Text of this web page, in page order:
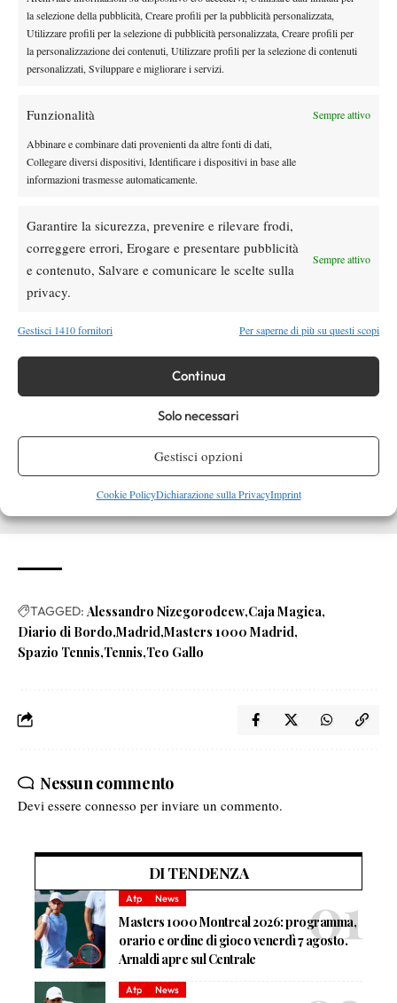
la selezione della pubblicità, Creare profili per la pubblicità personalizzata,
Utilizzare profili per la selezione di pubblicità personalizzata, Creare profili per
la personalizzazione dei contenuti, Utilizzare profili per la selezione di contenuti
personalizzati, Sviluppare e migliorare i servizi.
Funzionalità Sempre attivo
Abbinare e combinare dati provenienti da altre fonti di dati,
Collegare diversi dispositivi, Identificare i dispositivi in base alle
informazioni trasmesse automaticamente.
Garantire la sicurezza, prevenire e rilevare frodi,
correggere errori, Erogare e presentare pubblicità
e contenuto, Salvare e comunicare le scelte sulla
privacy.
Sempre attivo
Gestisci 1410 fornitori Per saperne di più su questi scopi
Continua
Solo necessari
Gestisci opzioni
Cookie PolicyDichiarazione sulla PrivacyImprint
Mentre Youzhny mi supera per andare a bere un bicchiere
d’acqua mi allontano con Flavio, sfrutto la sua trasportation fino
all’albergo dei giocatori e da lì prendo la metro. Oggi riesco a
rientrare un po’ prima. Adesso fuori diluvia e mentre vi scrivo
bella giornata di tennis!
TAGGED: Alessandro Nizegorodcew Caja Magica
Diario di Bordo Madrid Masters 1000 Madrid
Spazio Tennis Tennis Teo Gallo
Nessun commento
Devi essere connesso per inviare un commento.
DI TENDENZA
Atp News
Masters 1000 Montreal 2026: programma,
orario e ordine di gioco venerdì 7 agosto.
Arnaldi apre sul Centrale
Atp News